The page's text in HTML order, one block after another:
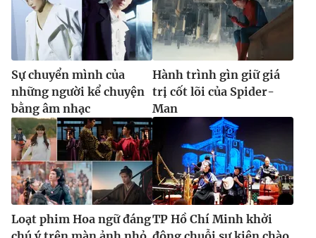
Sự chuyển mình của
những người kể chuyện
bằng âm nhạc
Hành trình gìn giữ giá
trị cốt lõi của Spider-
Man
Loạt phim Hoa ngữ đángTP Hồ Chí Minh khởi